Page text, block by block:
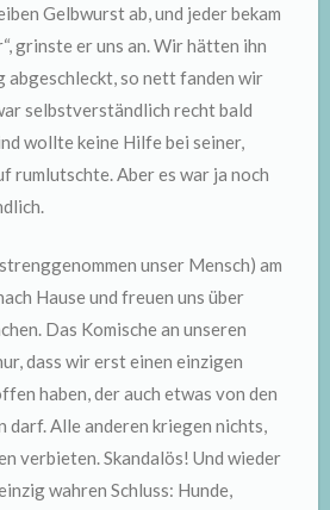
Gelbwurst ab, und jeder bekam
grinste er uns an. Wir hätten ihn
abgeschleckt, so nett fanden wir
selbstverständlich recht bald
wollte keine Hilfe bei seiner,
rumlutschte. Aber es war ja noch
unser Mensch) am
Hause und freuen uns über
Das Komische an unseren
dass wir erst einen einzigen
haben, der auch etwas von den
darf. Alle anderen kriegen nichts,
verbieten. Skandalös! Und wieder
wahren Schluss: Hunde,